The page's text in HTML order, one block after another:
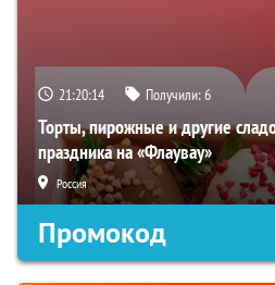
21:20:13 Получили:6
Торты, пирожные и другие
праздника на «Флаувау»
Россия
Промокод